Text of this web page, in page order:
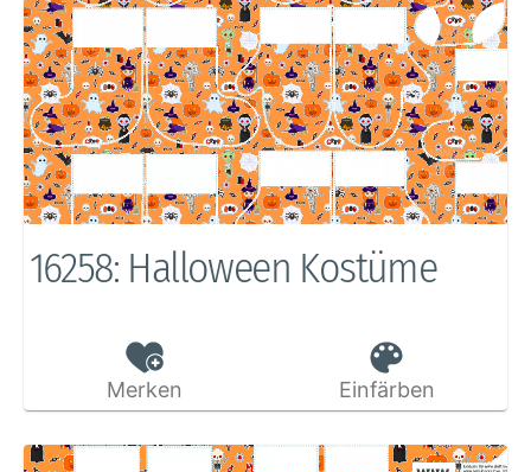
16258: Halloween Kostüme
Merken Einfärben